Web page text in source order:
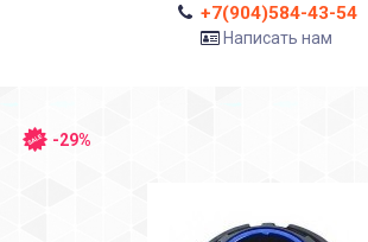
+7(904)584-43-54
Написать нам
-29%